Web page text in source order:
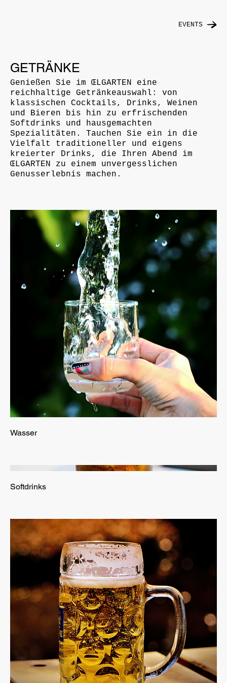
EVENTS
GETRÄNKE
Genießen Sie im ŒLGARTEN eine
reichhaltige Getränkeauswahl: von
klassischen Cocktails, Drinks, Weinen
und Bieren bis hin zu erfrischenden
Softdrinks und hausgemachten
Spezialitäten. Tauchen Sie ein in die
Vielfalt traditioneller und eigens
kreierter Drinks, die Ihren Abend im
ŒLGARTEN zu einem unvergesslichen
Genusserlebnis machen.
Wasser
Softdrinks